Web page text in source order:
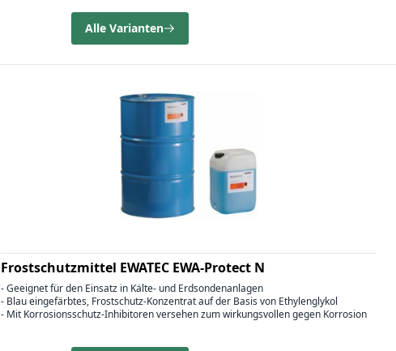
Alle Varianten
Frostschutzmittel EWATEC EWA-Protect N
- Geeignet für den Einsatz in Kälte- und Erdsondenanlagen
- Blau eingefärbtes, Frostschutz-Konzentrat auf der Basis von Ethylenglykol
- Mit Korrosionsschutz-Inhibitoren versehen zum wirkungsvollen gegen Korrosion